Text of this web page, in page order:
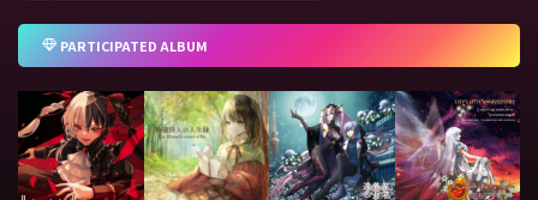
PARTICIPATED ALBUM